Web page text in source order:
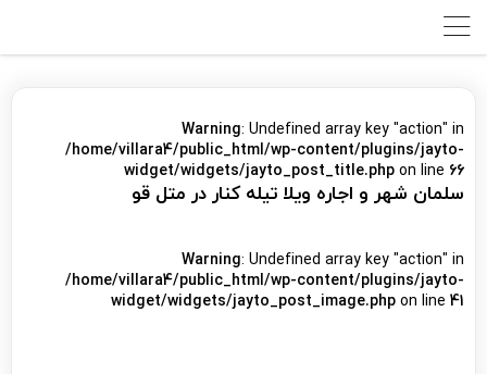
Warning: Undefined array key "action" in
/home/villara4/public_html/wp-content/plugins/jayto-
widget/widgets/jayto_post_title.php on line 66
سلمان شهر و اجاره ویلا تیله کنار در متل قو
Warning: Undefined array key "action" in
/home/villara4/public_html/wp-content/plugins/jayto-
widget/widgets/jayto_post_image.php on line 41